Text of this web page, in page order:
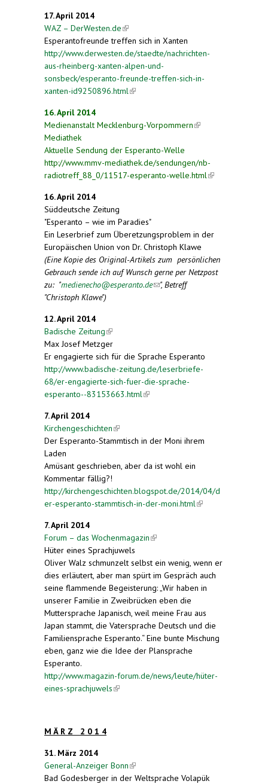
17. April 2014
WAZ – DerWesten.de(link is external)
Esperantofreunde treffen sich in Xanten
http://www.derwesten.de/staedte/nachrichten-
aus-rheinberg-xanten-alpen-und-
sonsbeck/esperanto-freunde-treffen-sich-in-
xanten-id9250896.html (link is external)
16. April 2014
Medienanstalt Mecklenburg-Vorpommern(link is
Mediathek
Aktuelle Sendung der Esperanto-Welle
http://www.mmv-mediathek.de/sendungen/nb-
radiotreff_88_0/11517-esperanto-welle.html (link is
16. April 2014
Süddeutsche Zeitung
"Esperanto – wie im Paradies"
Ein Leserbrief zum Überetzungsproblem in der
Europäischen Union von Dr. Christoph Klawe
(Eine Kopie des Original-Artikels zum persönlichen
Gebrauch sende ich auf Wunsch gerne per Netzpost
zu: "medienecho@esperanto.de(link sends e-mail)
", Betreff
"Christoph Klawe")
12. April 2014
Badische Zeitung(link is external)
Max Josef Metzger
Er engagierte sich für die Sprache Esperanto
http://www.badische-zeitung.de/leserbriefe-
68/er-engagierte-sich-fuer-die-sprache-
esperanto--83153663.html (link is external)
7. April 2014
Kirchengeschichten(link is external)
Der Esperanto-Stammtisch in der Moni ihrem
Laden
Amüsant geschrieben, aber da ist wohl ein
Kommentar fällig?!
http://kirchengeschichten.blogspot.de/2014/04/d
er-esperanto-stammtisch-in-der-moni.html (link is
7. April 2014
Forum – das Wochenmagazin(link is external)
Hüter eines Sprachjuwels
Oliver Walz schmunzelt selbst ein wenig, wenn er
dies erläutert, aber man spürt im Gespräch auch
seine flammende Begeisterung: „Wir haben in
unserer Familie in Zweibrücken eben die
Muttersprache Japanisch, weil meine Frau aus
Japan stammt, die Vatersprache Deutsch und die
Familiensprache Esperanto.“ Eine bunte Mischung
eben, ganz wie die Idee der Plansprache
Esperanto.
http://www.magazin-forum.de/news/leute/hüter-
eines-sprachjuwels(link is external)
M Ä R Z 2 0 1 4
31. März 2014
General-Anzeiger Bonn(link is external)
Bad Godesberger in der Weltsprache Volapük